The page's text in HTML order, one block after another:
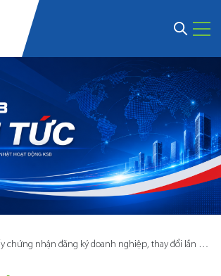
chứng nhận đăng ký doanh nghiệp, thay đổi lần thứ 21